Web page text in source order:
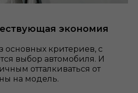
экономия
основных критериев, с
выбор автомобиля. И
отталкиваться от
на модель.